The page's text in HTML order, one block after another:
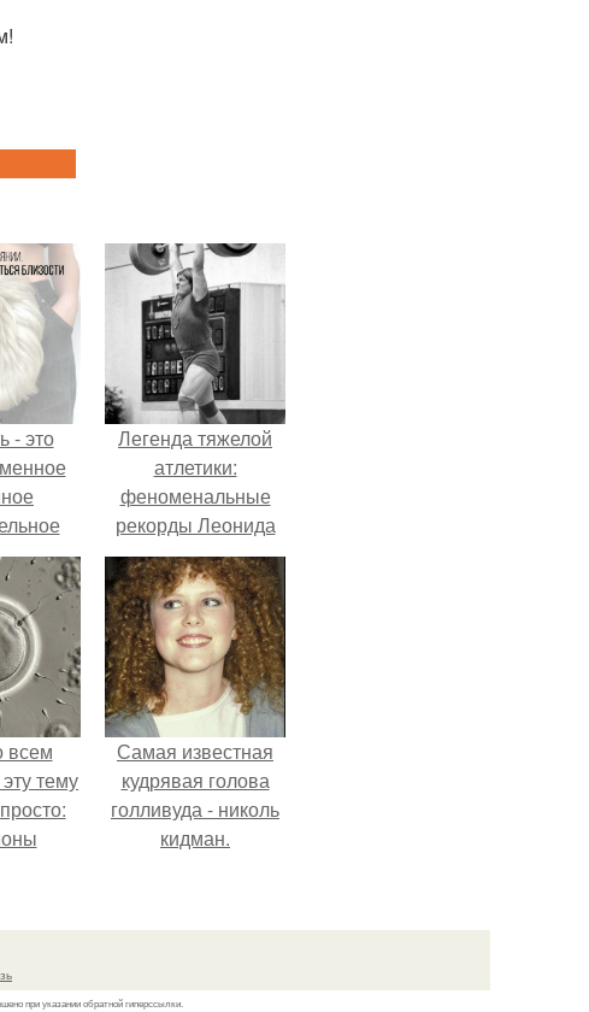
- это
Легенда тяжелой
атлетики:
феноменальные
рекорды Леонида
Тараненко.
всем
тему
самый
Самая известная
кудрявая голова
голливуда - николь
кидман.
при указании обратной гиперссылки.